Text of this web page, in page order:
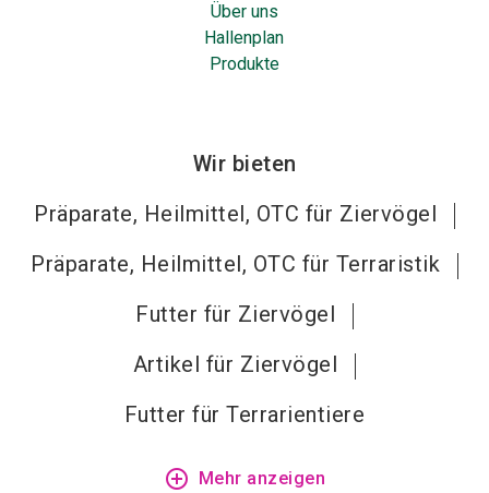
Über uns
Hallenplan
Produkte
Wir bieten
Präparate, Heilmittel, OTC für Ziervögel
Präparate, Heilmittel, OTC für Terraristik
Futter für Ziervögel
Artikel für Ziervögel
Futter für Terrarientiere
add_circle_outline Mehr anzeigen